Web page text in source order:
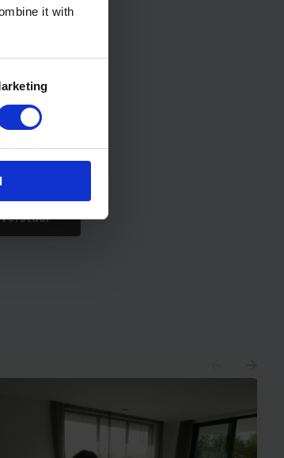
it with
velden
Verstuur